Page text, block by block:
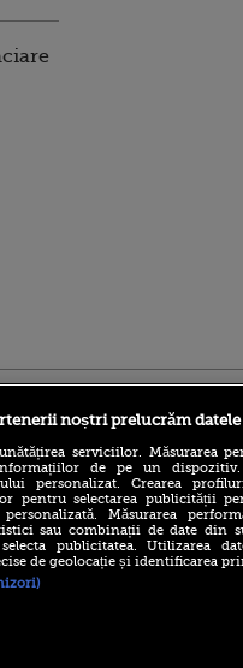
noștri prelucrăm
serviciilor. Măsurarea
de pe un
personalizat. Crearea
pentru selectarea publicității
Măsurarea
sau combinații de date din
publicitatea. Utilizarea
de geolocație și identificarea